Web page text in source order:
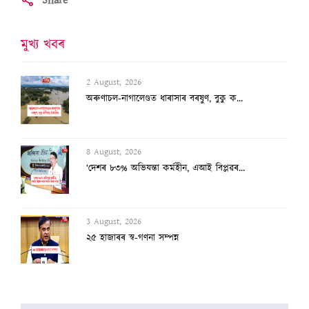
মুখ্য খবৰ
2 August, 2026
অৰুণাচল-নাগালেণ্ডত ধাৰাসাৰ বৰষুণ, বুকু ক...
8 August, 2026
‘দেশৰ ৮৩% অভিযন্তা কৰ্মহীন, এআই বিপ্লৱৰ...
3 August, 2026
২৫ হাজাৰৰ স্ব-গণনা সম্পন্ন